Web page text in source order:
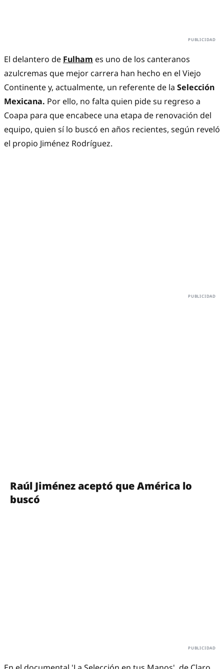
El delantero de Fulham es uno de los canteranos
azulcremas que mejor carrera han hecho en el Viejo
Continente y, actualmente, un referente de la Selección
Mexicana. Por ello, no falta quien pide su regreso a
Coapa para que encabece una etapa de renovación del
equipo, quien sí lo buscó en años recientes, según reveló
el propio Jiménez Rodríguez.
Raúl Jiménez aceptó que América lo
buscó